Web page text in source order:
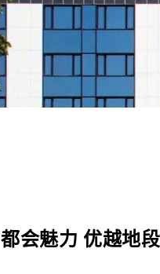
都会魅力 优越地段